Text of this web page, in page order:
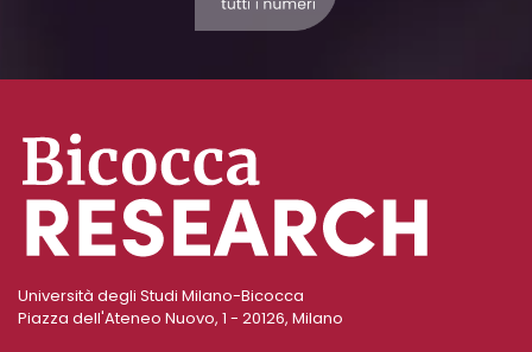
Università degli Studi Milano-Bicocca
Piazza dell'Ateneo Nuovo, 1 - 20126, Milano